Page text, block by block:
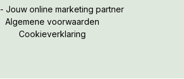
Jouw online marketing partner
Algemene voorwaarden
Cookieverklaring